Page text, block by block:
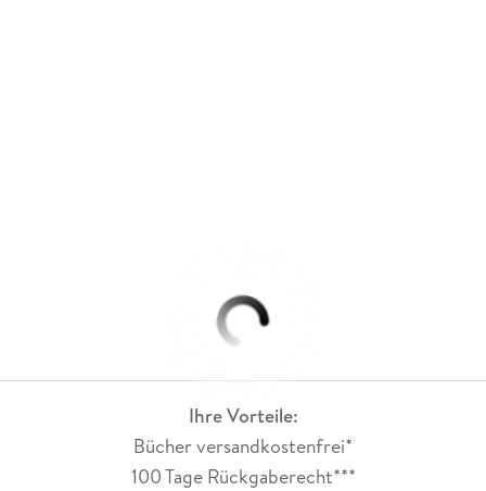
Ihre Vorteile:
Bücher versandkostenfrei*
100 Tage Rückgaberecht***